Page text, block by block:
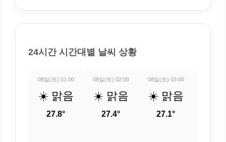
24시간 시간대별 날씨 상황
08일(토) 01:00
☀️ 맑음
27.8°
08일(토) 02:00
☀️ 맑음
27.4°
08일(토) 03:00
☀️ 맑음
27.1°